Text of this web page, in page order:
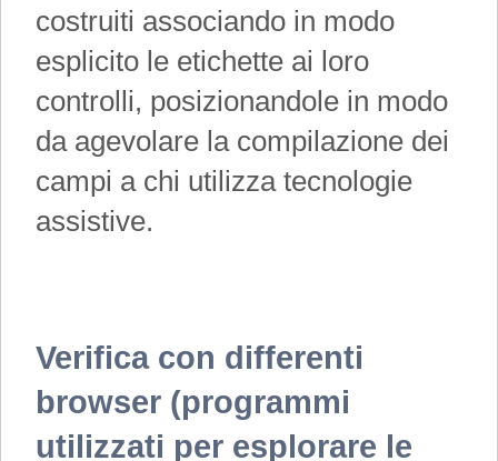
costruiti associando in modo
esplicito le etichette ai loro
controlli, posizionandole in modo
da agevolare la compilazione dei
campi a chi utilizza tecnologie
assistive.
Verifica con differenti
browser (programmi
utilizzati per esplorare le